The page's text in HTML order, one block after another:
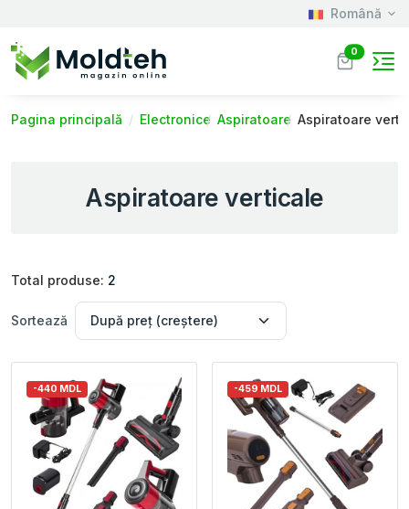
Română
0
Pagina principală Electronice Aspiratoare Aspiratoare
Aspiratoare verticale
Total produse: 2
Sortează
-440 MDL -459 MDL